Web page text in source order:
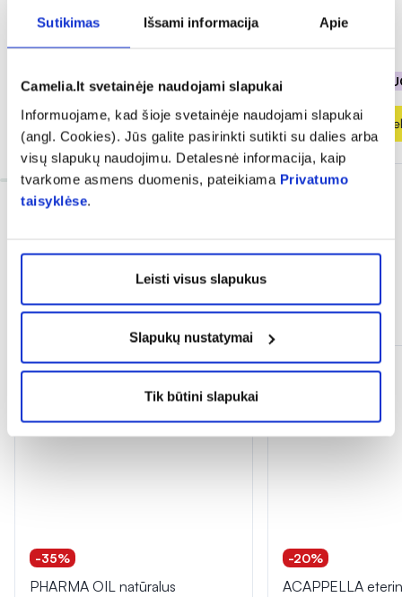
Sutikimas Išsami informacija Apie
Camelia.lt svetainėje naudojami slapukai
Informuojame, kad šioje svetainėje naudojami slapukai
(angl. Cookies). Jūs galite pasirinkti sutikti su dalies arba
visų slapukų naudojimu. Detalesnė informacija, kaip
tvarkome asmens duomenis, pateikiama Privatumo
taisyklėse.
Leisti visus slapukus
Slapukų nustatymai
Tik būtini slapukai
3,42 € 4,28 €
% PAPILDOMA NUOLAIDA
Į krepšelį
% PAPILDOMA
Į
Dažnai perkama kartu
-35%
PHARMA OIL natūralus
Tik internete
-20%
ACAPPELLA